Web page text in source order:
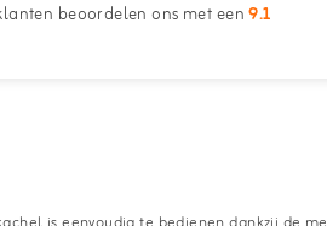
beoordelen ons met een9.1